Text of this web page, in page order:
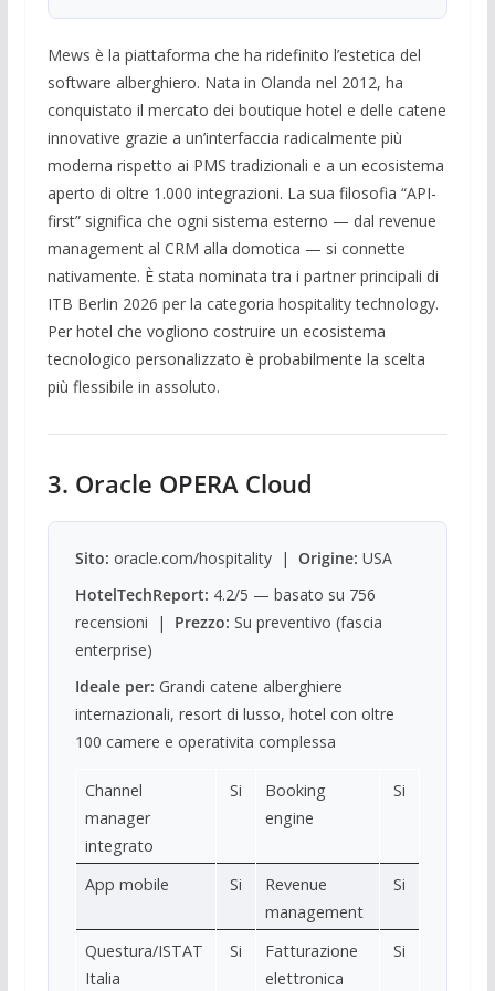
Mews è la piattaforma che ha ridefinito l’estetica del
software alberghiero. Nata in Olanda nel 2012, ha
conquistato il mercato dei boutique hotel e delle catene
innovative grazie a un’interfaccia radicalmente più
moderna rispetto ai PMS tradizionali e a un ecosistema
aperto di oltre 1.000 integrazioni. La sua filosofia “API-
first” significa che ogni sistema esterno — dal revenue
management al CRM alla domotica — si connette
nativamente. È stata nominata tra i partner principali di
ITB Berlin 2026 per la categoria hospitality technology.
Per hotel che vogliono costruire un ecosistema
tecnologico personalizzato è probabilmente la scelta
più flessibile in assoluto.
3. Oracle OPERA Cloud
Sito: oracle.com/hospitality | Origine: USA
HotelTechReport: 4.2/5 — basato su 756
recensioni | Prezzo: Su preventivo (fascia
enterprise)
Ideale per: Grandi catene alberghiere
internazionali, resort di lusso, hotel con oltre
100 camere e operativita complessa
Channel
manager
integrato
Si
Booking
engine
Si
App mobile Si
Revenue
management
Si
Questura/ISTAT
Italia
Si
Fatturazione
elettronica
Si